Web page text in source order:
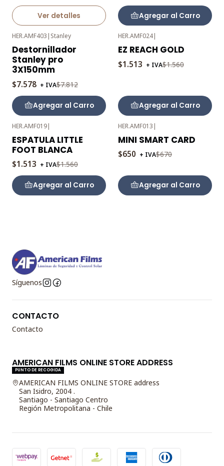
Ver detalles Agregar al Carro
-3%
OFF
HER.AMF403 | Stanley
Destornillador
Stanley pro
3X150mm
$7.578 + IVA$7.812
Agregar al Carro
-3%
OFF
HER.AMF024|
EZ REACH GOLD
$1.513 + IVA$1.560
Agregar al Carro
-3%
OFF
HER.AMF019|
ESPATULA LITTLE
FOOT BLANCA
$1.513 + IVA$1.560
Agregar al Carro
-3%
OFF
HER.AMF013 |
MINI SMART CARD
$650 + IVA$670
Agregar al Carro
Síguenos
CONTACTO
Contacto
AMERICAN FILMS ONLINE STORE ADDRESS
PUNTO DE RECOGIDA
AMERICAN FILMS ONLINE STORE address
San Isidro, 2004 .
Santiago - Santiago Centro
Región Metropolitana - Chile